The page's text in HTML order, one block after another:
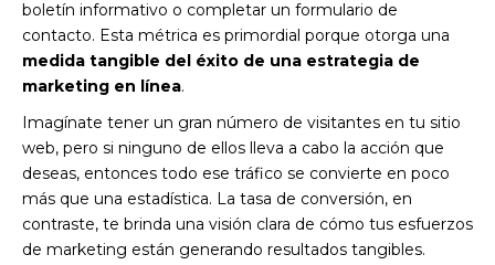
boletín informativo o completar un formulario de
contacto. Esta métrica es primordial porque otorga una
medida tangible del éxito de una estrategia de
marketing en línea.
Imagínate tener un gran número de visitantes en tu sitio
web, pero si ninguno de ellos lleva a cabo la acción que
deseas, entonces todo ese tráfico se convierte en poco
más que una estadística. La tasa de conversión, en
contraste, te brinda una visión clara de cómo tus esfuerzos
de marketing están generando resultados tangibles.